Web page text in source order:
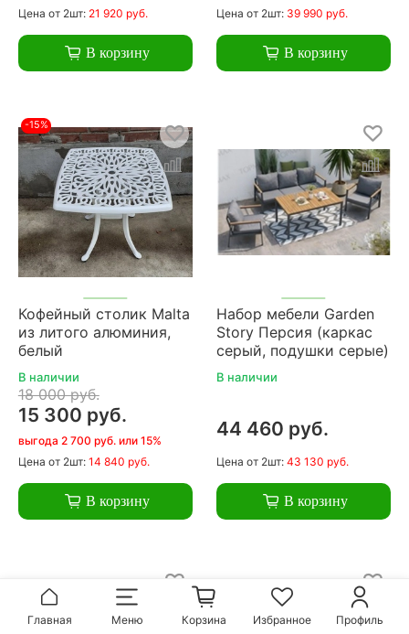
Цена от 2шт: 21 920 руб.
В корзину
Цена от 2шт: 39 990 руб.
В корзину
-15%
Кофейный столик Malta
из литого алюминия,
белый
В наличии
18 000 руб.
15 300 руб.
выгода 2 700 руб. или 15%
Цена от 2шт: 14 840 руб.
В корзину
Набор мебели Garden
Story Персия (каркас
серый, подушки серые)
В наличии
44 460 руб.
Цена от 2шт: 43 130 руб.
В корзину
Главная Меню Корзина Избранное Профиль